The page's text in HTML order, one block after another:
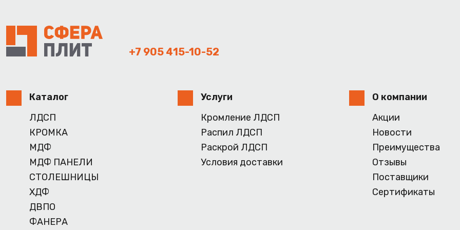
+7 905 415-10-52
Каталог
ЛДСП
КРОМКА
МДФ
МДФ ПАНЕЛИ
СТОЛЕШНИЦЫ
ХДФ
ДВПО
ФАНЕРА
Услуги
Кромление ЛДСП
Распил ЛДСП
Раскрой ЛДСП
Условия доставки
О компании
Акции
Новости
Преимущества
Отзывы
Поставщики
Сертификаты